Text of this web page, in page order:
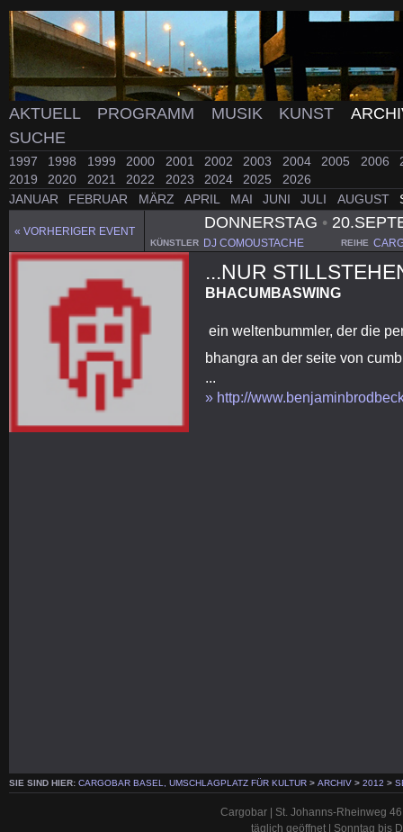
AKTUELL PROGRAMM MUSIK KUNST
SUCHE
1997 1998 1999 2000 2001 2002 2003 2004 2005 2006
2019
2020 2021 2022 2023 2024 2025
2026
JANUAR
FEBRUAR MÄRZ APRIL MAI JUNI JULI AUGUST
« VORHERIGER EVENT
DONNERSTAG •
KÜNSTLER DJ COMOUSTACHE REIHE
...NUR
BHACUMBASWING
ein weltenbummler, der die
bhangra an der seite von
...
» http://
SIE SIND HIER: CARGOBAR BASEL, UMSCHLAGPLATZ FÜR KULTUR > ARCHIV > 2012 >
Cargobar | St. Johanns-Rheinweg
täglich geöffnet | Sonntag bis